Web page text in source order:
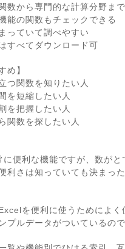
数から専門的な計算分野ま
能の関数もチェックできる
っていて調べやすい
すべてダウンロード可
め】
つ関数を知りたい人
を短縮したい人
を把握したい人
関数を探したい人
便利な機能ですが、数が
利さは知っていても決まっ
を便利に使うためによ
プルデータがついているの